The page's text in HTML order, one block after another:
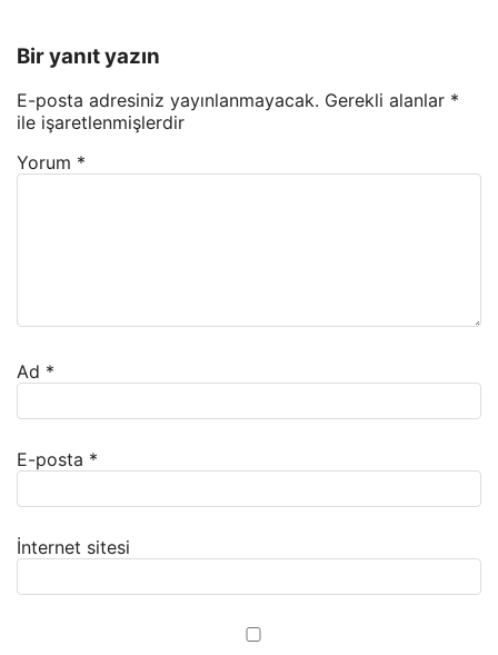
Bir yanıt yazın
E-posta adresiniz yayınlanmayacak. Gerekli alanlar *
ile işaretlenmişlerdir
Yorum *
Ad *
E-posta *
İnternet sitesi